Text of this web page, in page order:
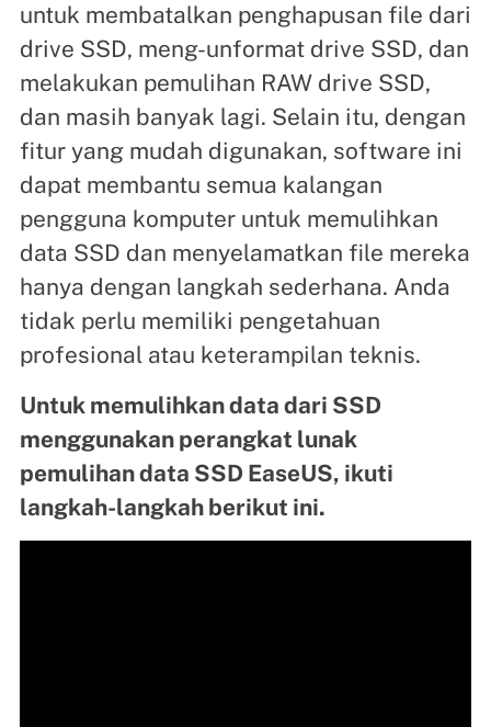
untuk membatalkan penghapusan file dari
drive SSD, meng-unformat drive SSD, dan
melakukan pemulihan RAW drive SSD,
dan masih banyak lagi. Selain itu, dengan
fitur yang mudah digunakan, software ini
dapat membantu semua kalangan
pengguna komputer untuk memulihkan
data SSD dan menyelamatkan file mereka
hanya dengan langkah sederhana. Anda
tidak perlu memiliki pengetahuan
profesional atau keterampilan teknis.
Untuk memulihkan data dari SSD
menggunakan perangkat lunak
pemulihan data SSD EaseUS, ikuti
langkah-langkah berikut ini.